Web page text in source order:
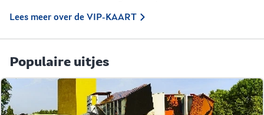
Lees meer over de VIP-KAART
Populaire uitjes